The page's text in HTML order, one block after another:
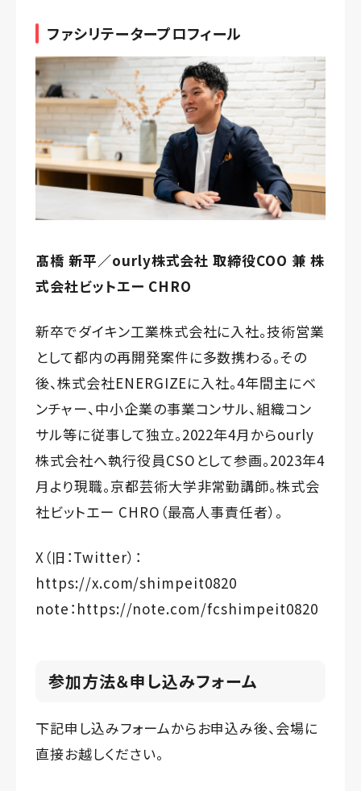
ファシリテータープロフィール
髙橋 新平／ourly株式会社 取締役COO 兼 株
式会社ビットエー CHRO
新卒でダイキン工業株式会社に入社。技術営業
として都内の再開発案件に多数携わる。その
後、株式会社ENERGIZEに入社。4年間主にベ
ンチャー、中小企業の事業コンサル、組織コン
サル等に従事して独立。2022年4月からourly
株式会社へ執行役員CSOとして参画。2023年4
月より現職。京都芸術大学非常勤講師。株式会
社ビットエー CHRO（最高人事責任者）。
X（旧：Twitter）：
https://x.com/shimpeit0820
note： https://note.com/fcshimpeit0820
参加方法＆申し込みフォーム
下記申し込みフォームからお申込み後、会場に
直接お越しください。